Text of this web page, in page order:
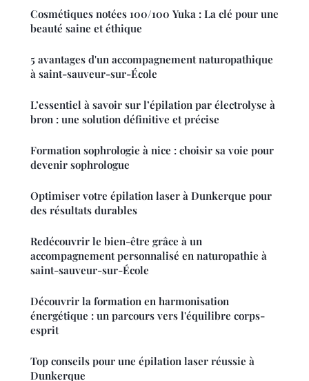
Cosmétiques notées 100/100 Yuka : La clé pour une
beauté saine et éthique
5 avantages d'un accompagnement naturopathique
à saint-sauveur-sur-École
L’essentiel à savoir sur l’épilation par électrolyse à
bron : une solution définitive et précise
Formation sophrologie à nice : choisir sa voie pour
devenir sophrologue
Optimiser votre épilation laser à Dunkerque pour
des résultats durables
Redécouvrir le bien-être grâce à un
accompagnement personnalisé en naturopathie à
saint-sauveur-sur-École
Découvrir la formation en harmonisation
énergétique : un parcours vers l'équilibre corps-
esprit
Top conseils pour une épilation laser réussie à
Dunkerque